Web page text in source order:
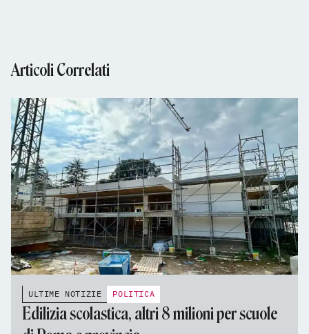
Articoli Correlati
ULTIME NOTIZIE POLITICA
Edilizia scolastica, altri 8 milioni per scuole